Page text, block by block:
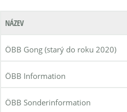
NÁZEV
ÖBB Gong (starý do roku 2020)
ÖBB Information
ÖBB Sonderinformation